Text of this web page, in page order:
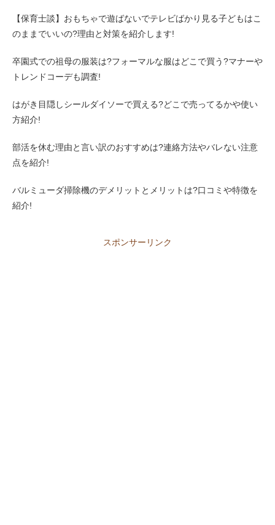
【保育士談】おもちゃで遊ばないでテレビばかり見る子どもはこ
のままでいいの?理由と対策を紹介します!
卒園式での祖母の服装は?フォーマルな服はどこで買う?マナーや
トレンドコーデも調査!
はがき目隠しシールダイソーで買える?どこで売ってるかや使い
方紹介!
部活を休む理由と言い訳のおすすめは?連絡方法やバレない注意
点を紹介!
バルミューダ掃除機のデメリットとメリットは?口コミや特徴を
紹介!
スポンサーリンク